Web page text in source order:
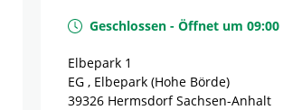
Geschlossen - Öffnet um 09:00
Elbepark 1
EG , Elbepark (Hohe Börde)
39326 Hermsdorf Sachsen-Anhalt